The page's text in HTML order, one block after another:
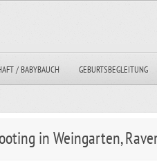
/ BABYBAUCH GEBURTSBEGLEITUNG
in Weingarten,